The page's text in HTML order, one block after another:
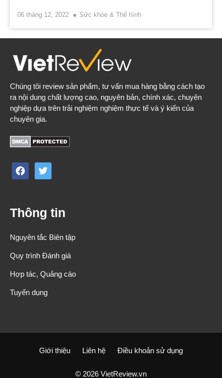
06 tháng 12, 2022 Sức khỏe & Thể hình
Chúng tôi review sản phẩm, tư vấn mua hàng bằng cách tạo
ra nội dung chất lượng cao, nguyên bản, chính xác, chuyên
nghiệp dựa trên trải nghiệm nghiệm thực tế và ý kiến của
chuyên gia.
facebooktwitter
Thông tin
Nguyên tắc Biên tập
Quy trình Đánh giá
Hợp tác, Quảng cáo
Tuyển dụng
Giới thiệu Liên hệ Điều khoản sử dụng
© 2026 VietReview.vn